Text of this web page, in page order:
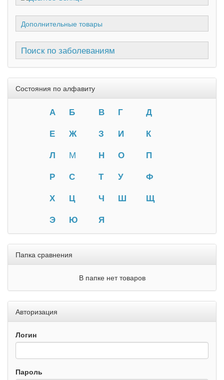
Дополнительные товары
Поиск по заболеваниям
Состояния по алфавиту
А Б В Г
Д
Е
Ж З И
К
Л
М Н О
П
Р
С Т У
Ф
Х
Ц Ч Ш
Щ
Э
Ю Я
Папка сравнения
В папке нет товаров
Авторизация
Логин
Пароль